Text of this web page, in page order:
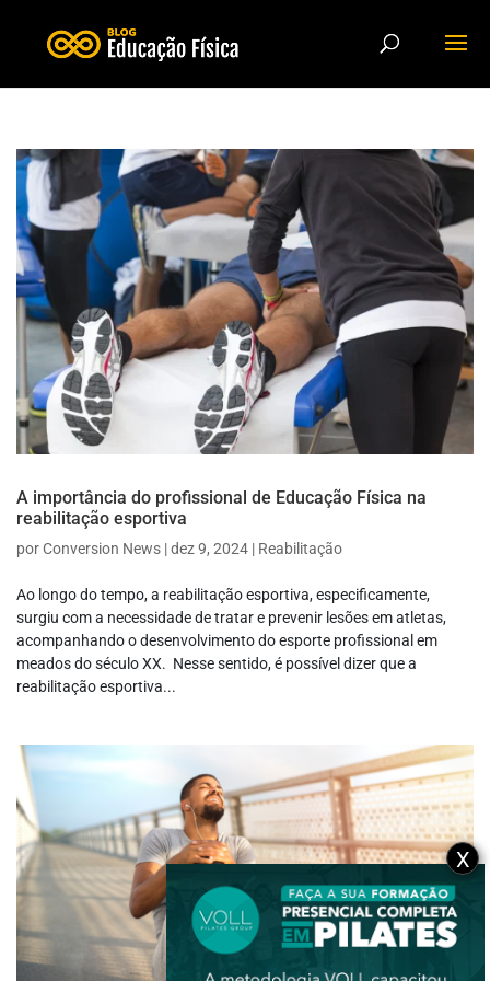
A importância do profissional de Educação Física na
reabilitação esportiva
porConversion News |dez 9, 2024 | Reabilitação
Ao longo do tempo, a reabilitação esportiva, especificamente,
surgiu com a necessidade de tratar e prevenir lesões em atletas,
acompanhando o desenvolvimento do esporte profissional em
meados do século XX. Nesse sentido, é possível dizer que a
reabilitação esportiva...
X